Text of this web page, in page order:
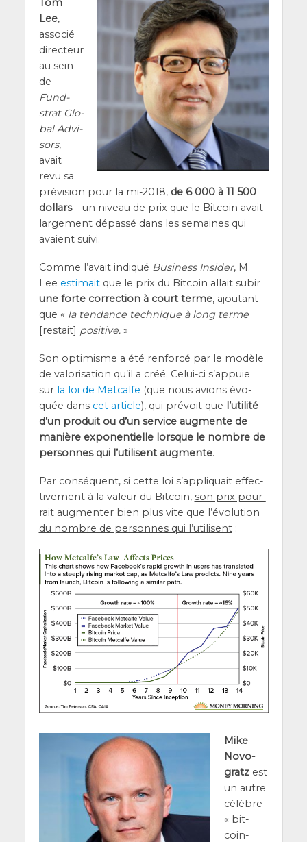
Tom
Lee,
asso­cié
direc­teur
au sein
de
Fund­
strat Glo­
bal Advi­
sors,
avait
revu sa
pré­vi­sion pour la mi-2018, de 6 000 à 11 500
dol­lars– un niveau de prix que le Bit­coin avait
lar­ge­ment dépas­sé dans les semaines qui
avaient suivi.
Comme l’a­vait indi­qué Busi­ness Insi­der, M.
Lee esti­maitque le prix du Bit­coin allait subir
une forte cor­rec­tion à court terme, ajou­tant
que « la ten­dance tech­nique à long terme
[res­tait] posi­tive.»
Son opti­misme a été ren­for­cé par le modèle
de valo­ri­sa­tion qu’il a créé. Celui-ci s’ap­puie
sur la loi de Met­calfe (que nous avions évo­
quée dans cet article), qui pré­voit que l’utilité
d’un pro­duit ou d’un ser­vice aug­mente de
manière expo­nen­tielle lorsque le nombre de
per­sonnes qui l’utilisent aug­mente.
Par consé­quent, si cette loi s’ap­pli­quait effec­
ti­ve­ment à la valeur du Bit­coin, son prix pour­
rait aug­men­ter bien plus vite que l’é­vo­lu­tion
du nombre de per­sonnes qui l’u­ti­lisent:
Mike
Novo­
gratzest
un autre
célèbre
« bit­
coin-